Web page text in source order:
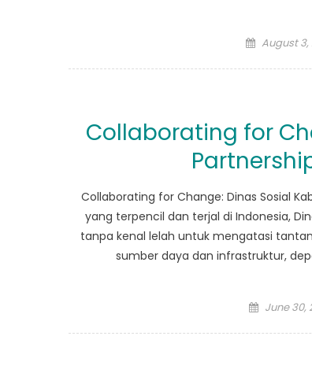
Posted
August 3,
Collaborating for
Collaborating for Change: Dinas Sosial
yang terpencil dan terjal di Indonesia,
tanpa kenal lelah untuk mengatasi
sumber daya dan infrastruktur,
Posted
June 30,